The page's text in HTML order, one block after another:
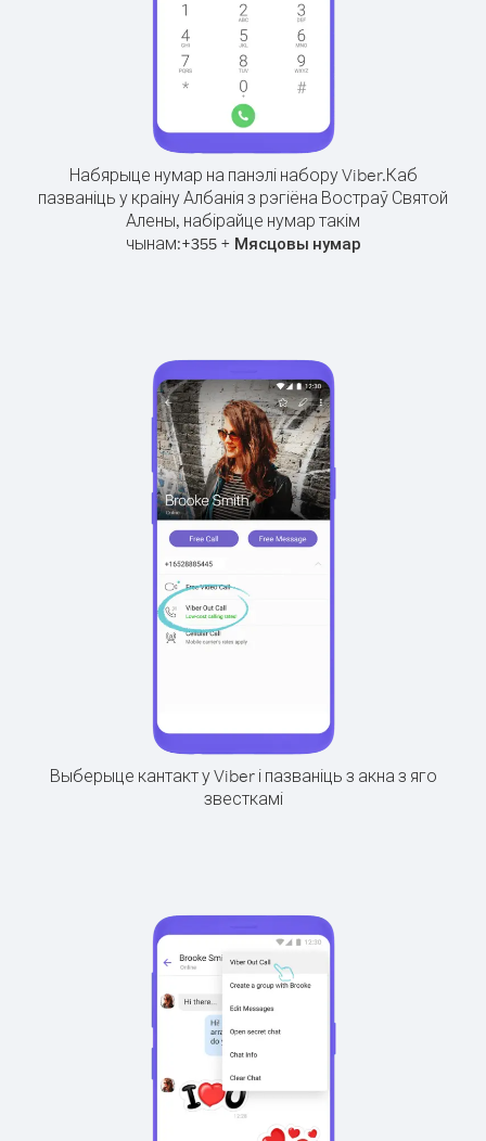
Набярыце нумар на панэлі набору Viber.Каб
пазваніць у краіну Албанія з рэгіёна Востраў Святой
Алены, набірайце нумар такім
чынам:+355+ Мясцовы нумар
Выберыце кантакт у Viber і пазваніць з акна з яго
звесткамі